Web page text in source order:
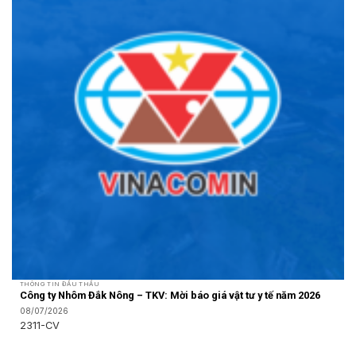
THÔNG TIN ĐẤU THẦU
Công ty Nhôm Đắk Nông – TKV: Mời báo giá vật tư y tế năm 2026
08/07/2026
2311-CV